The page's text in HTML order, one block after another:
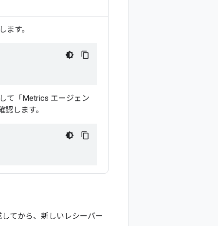
す。
て「Metrics エージェン
します。
てから、新しいレシーバー